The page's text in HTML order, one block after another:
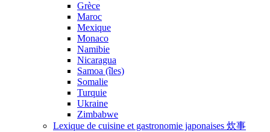
Grèce
Maroc
Mexique
Monaco
Namibie
Nicaragua
Samoa (îles)
Somalie
Turquie
Ukraine
Zimbabwe
Lexique de cuisine et gastronomie japonaises 炊事